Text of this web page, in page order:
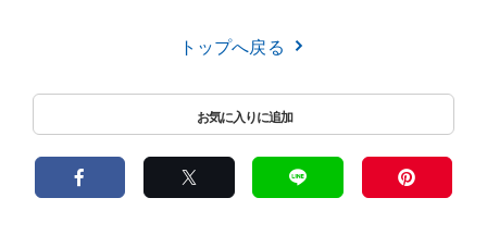
トップへ戻る